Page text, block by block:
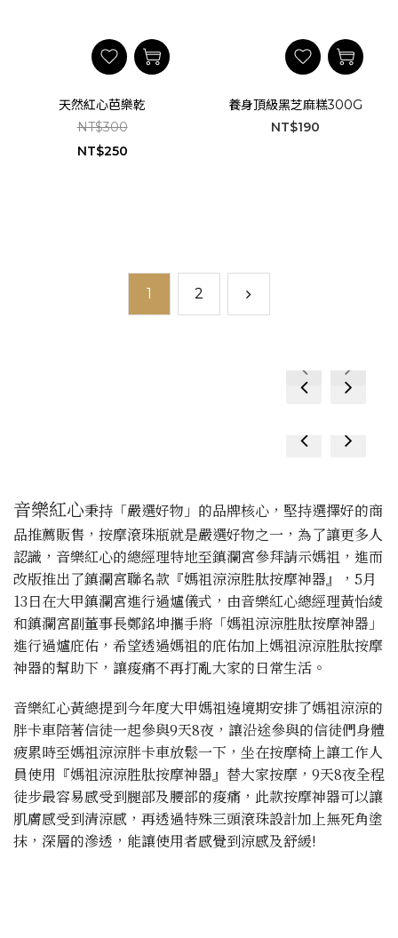
天然紅心芭樂乾
NT$300
NT$250
養身頂級黑芝麻糕300G
NT$190
1 2
prev
next
prev
next
prev next
音樂紅心秉持「嚴選好物」的品牌核心，堅持選擇好的商
品推薦販售，按摩滾珠瓶就是嚴選好物之一，為了讓更多人
認識，音樂紅心的總經理特地至鎮瀾宮參拜請示媽祖，進而
改版推出了鎮瀾宮聯名款『媽祖涼涼胜肽按摩神器』，5月
13日在大甲鎮瀾宮進行過爐儀式，由音樂紅心總經理黃怡綾
和鎮瀾宮副董事長鄭銘坤攜手將「媽祖涼涼胜肽按摩神器」
進行過爐庇佑，希望透過媽祖的庇佑加上媽祖涼涼胜肽按摩
神器的幫助下，讓痠痛不再打亂大家的日常生活。
音樂紅心黃總提到今年度大甲媽祖遶境期安排了媽祖涼涼的
胖卡車陪著信徒一起參與9天8夜，讓沿途參與的信徒們身體
疲累時至媽祖涼涼胖卡車放鬆一下，坐在按摩椅上讓工作人
員使用『媽祖涼涼胜肽按摩神器』替大家按摩，9天8夜全程
徒步最容易感受到腿部及腰部的痠痛，此款按摩神器可以讓
肌膚感受到清涼感，再透過特殊三頭滾珠設計加上無死角塗
抹，深層的滲透，能讓使用者感覺到涼感及舒緩!